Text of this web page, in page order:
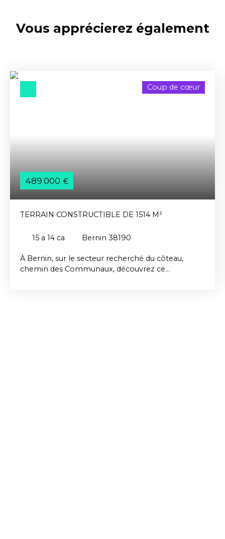
Vous apprécierez également
489 000 €
Coup de cœur
TERRAIN CONSTRUCTIBLE DE 1514 M²
15 a 14 ca Bernin 38190
À Bernin, sur le secteur recherché du côteau,
chemin des Communaux, découvrez ce